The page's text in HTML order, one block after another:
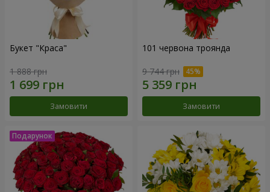
Букет "Краса"
1 888 грн
Замовити
101 червона троянда
9 744 грн
Замовити